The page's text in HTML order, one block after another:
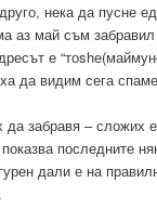
нека да пусне
аз май съм
е
да видим сега
забравя – сложих
последните
дали е на